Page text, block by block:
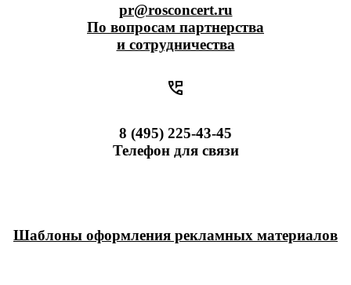
pr@rosconcert.ru
По вопросам партнерства
и сотрудничества
8 (495) 225-43-45
Телефон для связи
Шаблоны оформления рекламных материалов